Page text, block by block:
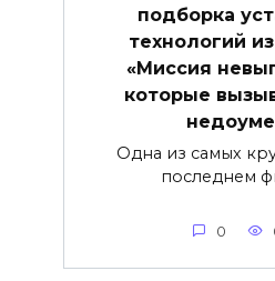
подборка
технологий
«Миссия
которые
Одна из самых
последнем
0